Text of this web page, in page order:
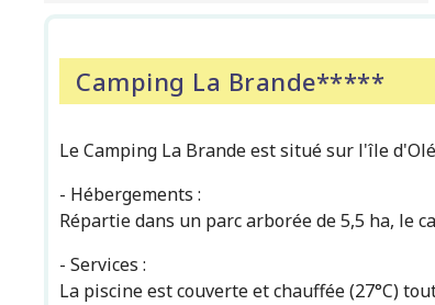
Camping La Brande*****
Le Camping La Brande est situé sur l'île
- Hébergements :
Répartie dans un parc arborée de 5,5 ha, le
- Services :
La piscine est couverte et chauffée (27°C)